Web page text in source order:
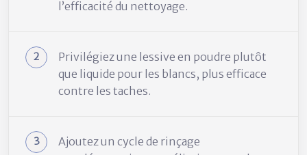
l’efficacité du nettoyage.
Privilégiez une lessive en poudre plutôt
que liquide pour les blancs, plus efficace
contre les taches.
Ajoutez un cycle de rinçage